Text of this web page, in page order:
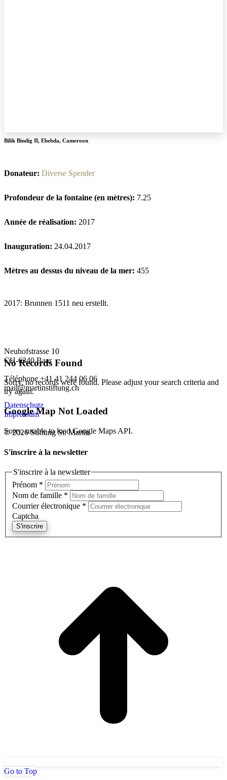
No Records Found
Sorry, no records were found. Please adjust your search criteria and
try again.
Google Map Not Loaded
Sorry, unable to load Google Maps API.
Bilik Bindig II, Ebebda, Cameroon
Donateur: Diverse Spender
Profondeur de la fontaine (en mètres): 7.25
Année de réalisation: 2017
Inauguration: 24.04.2017
Mètres au dessus du niveau de la mer: 455
2017: Brunnen 1511 neu erstellt.
Neuhofstrasse 10
CH-6340 Baar
Téléphone +41 41 244 06 06
mail@martinstiftung.ch
Datenschutz
Impressum
© 2026 Stiftung St. Martin
S'inscrire à la newsletter
S'inscrire à la newsletter
Prénom *
Nom de famille *
Courrier électronique *
Captcha
S'inscrire
Go to Top